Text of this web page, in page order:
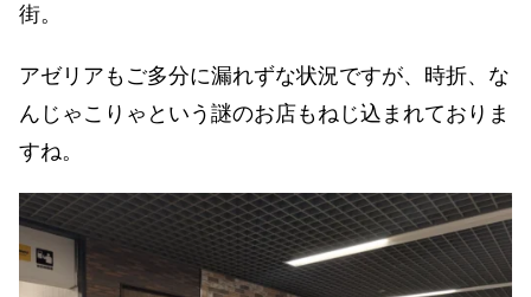
街。
アゼリアもご多分に漏れずな状況ですが、時折、な
んじゃこりゃという謎のお店もねじ込まれておりま
すね。